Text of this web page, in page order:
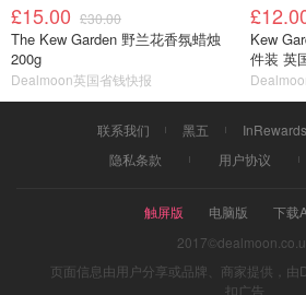
£15.00 £30.00
The Kew Garden 野兰花香氛蜡烛
200g
Dealmoon英国省钱快报
Kew
件装 英
联系我们 黑五 InRewards
隐私条款
用户协议
触屏版 电脑版
下载
页面信息由用户分享或品牌、商家提供，
扣广告